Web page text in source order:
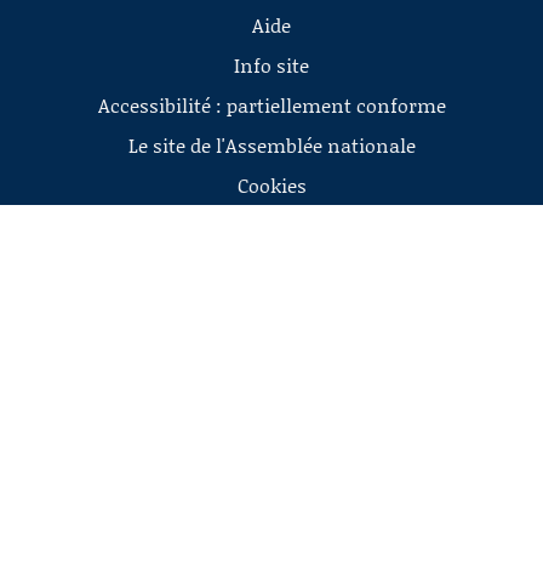
Aide
Info site
Accessibilité : partiellement conforme
Le site de l'Assemblée nationale
Cookies